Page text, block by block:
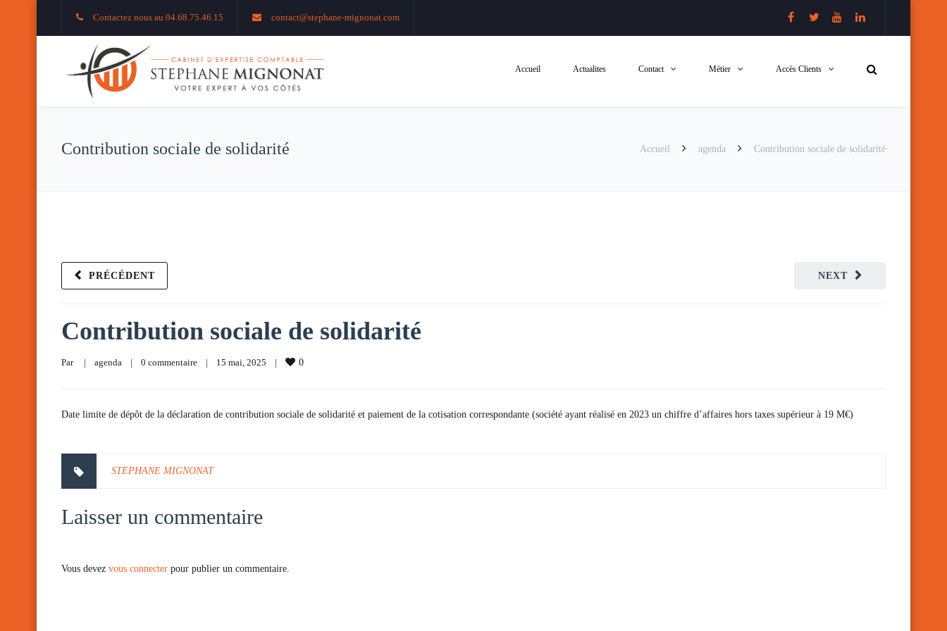
Contactez nous au 04.68.75.46.15 contact@stephane-mignonat.com
Accueil Actualites Contact Métier Accès Clients
Contribution sociale de solidarité Accueil agenda Contribution sociale de solidarité
NEXT
PRÉCÉDENT
Contribution sociale de solidarité
Par | agenda | 0 commentaire | 15 mai, 2025 | 0
Date limite de dépôt de la déclaration de contribution sociale de solidarité et paiement de la cotisation correspondante (société ayant réalisé en 2023 un chiffre d’affaires hors taxes supérieur à 19 M€)
STEPHANE MIGNONAT
Laisser un commentaire
Vous devez vous connecter pour publier un commentaire.